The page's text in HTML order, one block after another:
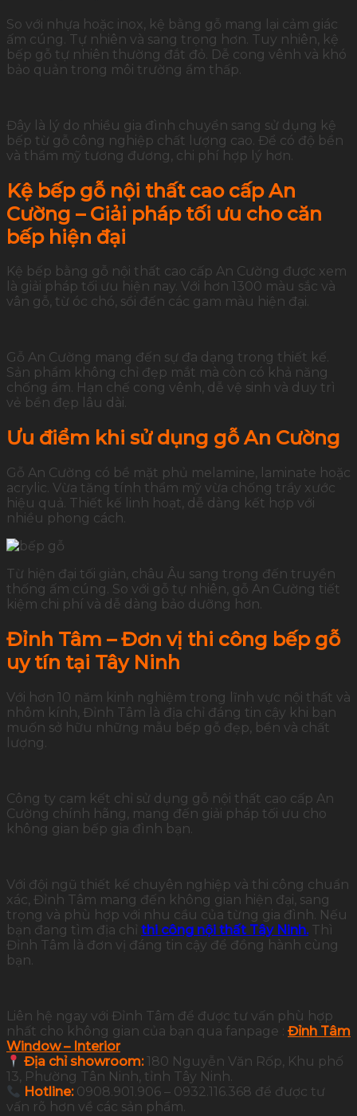
So với nhựa hoặc inox, kệ bằng gỗ mang lại cảm giác
ấm cúng. Tự nhiên và sang trọng hơn. Tuy nhiên, kệ
bếp gỗ tự nhiên thường đắt đỏ. Dễ cong vênh và khó
bảo quản trong môi trường ẩm thấp.
Đây là lý do nhiều gia đình chuyển sang sử dụng kệ
bếp từ gỗ công nghiệp chất lượng cao. Để có độ bền
và thẩm mỹ tương đương, chi phí hợp lý hơn.
Kệ bếp gỗ nội thất cao cấp An
Cường – Giải pháp tối ưu cho căn
bếp hiện đại
Kệ bếp bằng gỗ nội thất cao cấp An Cường được xem
là giải pháp tối ưu hiện nay. Với hơn 1300 màu sắc và
vân gỗ, từ óc chó, sồi đến các gam màu hiện đại.
Gỗ An Cường mang đến sự đa dạng trong thiết kế.
Sản phẩm không chỉ đẹp mắt mà còn có khả năng
chống ẩm. Hạn chế cong vênh, dễ vệ sinh và duy trì
vẻ bền đẹp lâu dài.
Ưu điểm khi sử dụng gỗ An Cường
Gỗ An Cường có bề mặt phủ melamine, laminate hoặc
acrylic. Vừa tăng tính thẩm mỹ vừa chống trầy xước
hiệu quả. Thiết kế linh hoạt, dễ dàng kết hợp với
nhiều phong cách.
Từ hiện đại tối giản, châu Âu sang trọng đến truyền
thống ấm cúng. So với gỗ tự nhiên, gỗ An Cường tiết
kiệm chi phí và dễ dàng bảo dưỡng hơn.
Đỉnh Tâm – Đơn vị thi công bếp gỗ
uy tín tại Tây Ninh
Với hơn 10 năm kinh nghiệm trong lĩnh vực nội thất và
nhôm kính, Đỉnh Tâm là địa chỉ đáng tin cậy khi bạn
muốn sở hữu những mẫu bếp gỗ đẹp, bền và chất
lượng.
Công ty cam kết chỉ sử dụng gỗ nội thất cao cấp An
Cường chính hãng, mang đến giải pháp tối ưu cho
không gian bếp gia đình bạn.
Với đội ngũ thiết kế chuyên nghiệp và thi công chuẩn
xác, Đỉnh Tâm mang đến không gian hiện đại, sang
trọng và phù hợp với nhu cầu của từng gia đình. Nếu
bạn đang tìm địa chỉ thi công nội thất Tây Ninh.Thì
Đỉnh Tâm là đơn vị đáng tin cậy để đồng hành cùng
bạn.
Liên hệ ngay với Đỉnh Tâm để được tư vấn phù hợp
nhất cho không gian của bạn qua fanpage : Đỉnh Tâm
Window – Interior
Địa chỉ showroom:180 Nguyễn Văn Rốp, Khu phố
13, Phường Tân Ninh, tỉnh Tây Ninh.
Hotline: 0908.901.906 – 0932.116.368 để được tư
vấn rõ hơn về các sản phẩm.